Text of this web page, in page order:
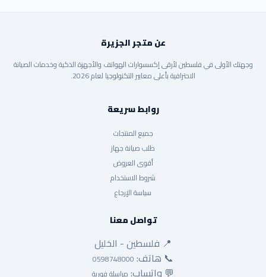
عن متجر الجزيرة
وجهتك الأولى في فلسطين لأرقى إكسسوارات الهواتف والأجهزة الذكية وخدمات الصيانة
الاحترافية بأعلى معايير التكنولوجيا لعام 2026.
روابط سريعة
جميع المنتجات
طلب صيانة جهاز
أقوى العروض
شروط الاستخدام
سياسة الإرجاع
تواصل معنا
📍 فلسطين - الخليل
📞 هاتف: 0598748000
💬 واتساب: مراسلة فورية